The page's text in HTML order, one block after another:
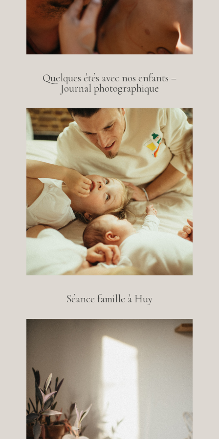
Quelques étés avec nos enfants –
Journal photographique
Séance famille à Huy